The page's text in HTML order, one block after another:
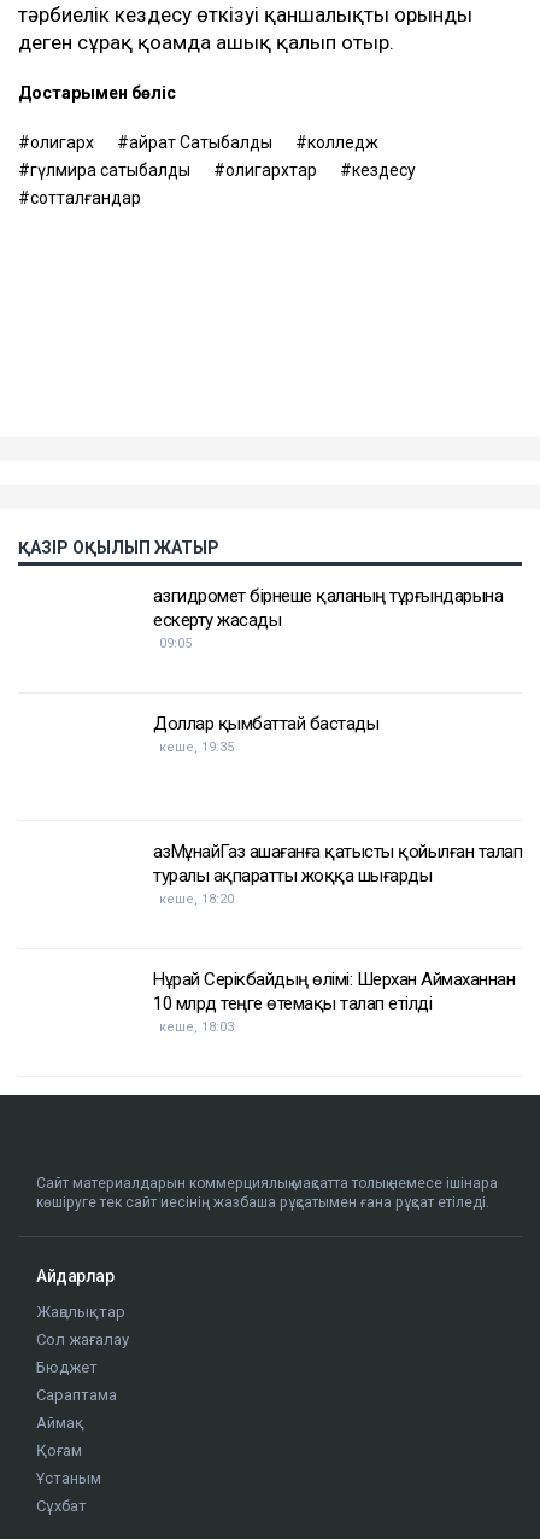
тәрбиелік кездесу өткізуі қаншалықты орынды
деген сұрақ қоғамда ашық қалып отыр.
Достарыңмен бөліс
олигарх Қайрат Сатыбалды
колледж
гүлмира сатыбалды
олигархтар
кездесу
сотталғандар
ҚАЗІР ОҚЫЛЫП ЖАТЫР
Қазгидромет бірнеше қаланың тұрғындарына
ескерту жасады
09:05
Доллар қымбаттай бастады
кеше, 19:35
ҚазМұнайГаз Қашағанға қатысты қойылған талап
туралы ақпаратты жоққа шығарды
кеше, 18:20
Нұрай Серікбайдың өлімі: Шерхан Аймаханнан
10 млрд теңге өтемақы талап етілді
кеше, 18:03
Сайт материалдарын коммерциялық мақсатта толық немесе ішінара
көшіруге тек сайт иесінің жазбаша рұқсатымен ғана рұқсат етіледі.
Айдарлар
Жаңалықтар
Сол жағалау
Бюджет
Сараптама
Аймақ
Қоғам
Ұстаным
Сұхбат